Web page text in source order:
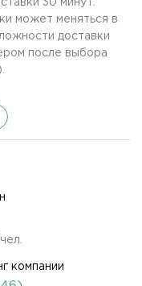
компании
30 минут.
может меняться в
доставки
после выбора